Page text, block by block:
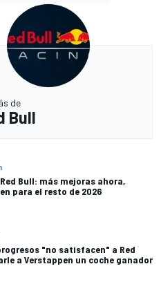
de
Bull
Bull: más mejoras ahora,
para el resto de 2026
"no satisfacen" a Red
a Verstappen un coche ganador